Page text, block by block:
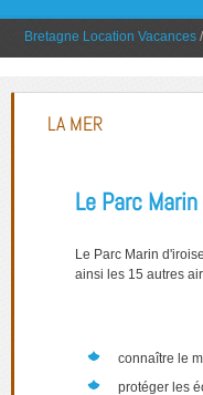
You are here:
Bretagne Location Vacances /
LA MER
Le Parc Marin
Le Parc Marin
ainsi les 15 autres
connaître le
protéger les